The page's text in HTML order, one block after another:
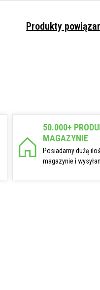
Produkty
50.000+
MAGAZYNIE
Posiadamy dużą
magazynie i